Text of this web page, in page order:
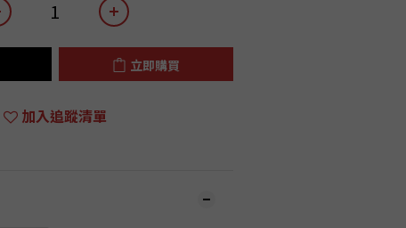
立即購買
加入追蹤清單